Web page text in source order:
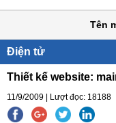
Tên
Điện tử
Thiết kế website:
11/9/2009 | Lượt đọc: 18188